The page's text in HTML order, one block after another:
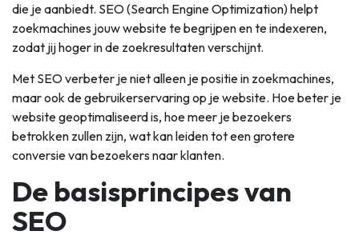
die je aanbiedt. SEO (Search Engine Optimization) helpt
zoekmachines jouw website te begrijpen en te indexeren,
zodat jij hoger in de zoekresultaten verschijnt.
Met SEO verbeter je niet alleen je positie in zoekmachines,
maar ook de gebruikerservaring op je website. Hoe beter je
website geoptimaliseerd is, hoe meer je bezoekers
betrokken zullen zijn, wat kan leiden tot een grotere
conversie van bezoekers naar klanten.
De basisprincipes van
SEO